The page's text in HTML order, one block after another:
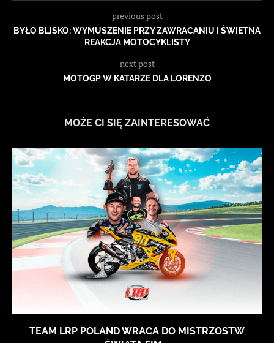
previous post
BYŁO BLISKO: WYMUSZENIE PRZY ZAWRACANIU I ŚWIETNA
REAKCJA MOTOCYKLISTY
next post
MOTOGP W KATARZE DLA LORENZO
MOŻE CI SIĘ ZAINTERESOWAĆ
TEAM LRP POLAND WRACA DO MISTRZOSTW